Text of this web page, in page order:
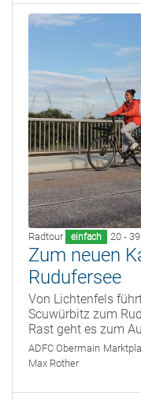
Radtour einfach 20 -
Zum neuen
Rudufersee
Von Lichtenfels
Scuwürbitz zum
Rast geht es zum
ADFC Obermain
Max Rother